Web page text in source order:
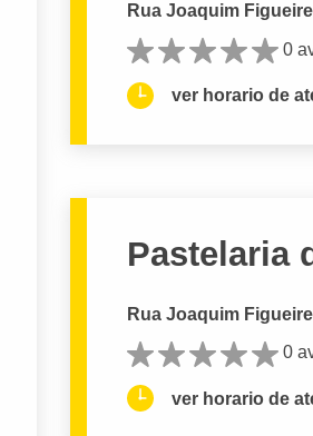
Rua Joaquim
0
ver horario de
Pastelaria
Rua Joaquim
0
ver horario de